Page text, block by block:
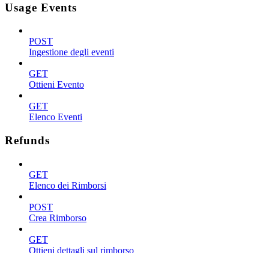
Usage Events
POST
Ingestione degli eventi
GET
Ottieni Evento
GET
Elenco Eventi
Refunds
GET
Elenco dei Rimborsi
POST
Crea Rimborso
GET
Ottieni dettagli sul rimborso